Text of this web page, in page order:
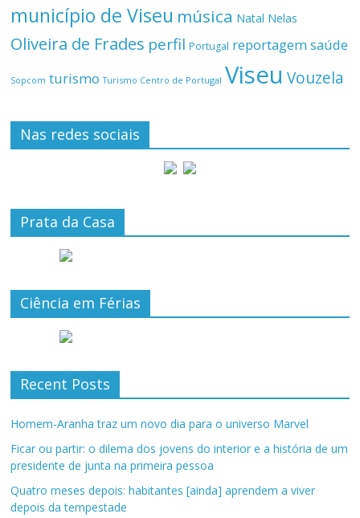
município de Viseu música Natal Nelas
Oliveira de Frades perfil Portugal reportagemsaúde
Sopcom turismo Turismo Centro de Portugal Viseu Vouzela
Nas redes sociais
Prata da Casa
Ciência em Férias
Recent Posts
Homem-Aranha traz um novo dia para o universo Marvel
Ficar ou partir: o dilema dos jovens do interior e a história de um
presidente de junta na primeira pessoa
Quatro meses depois: habitantes [ainda] aprendem a viver
depois da tempestade